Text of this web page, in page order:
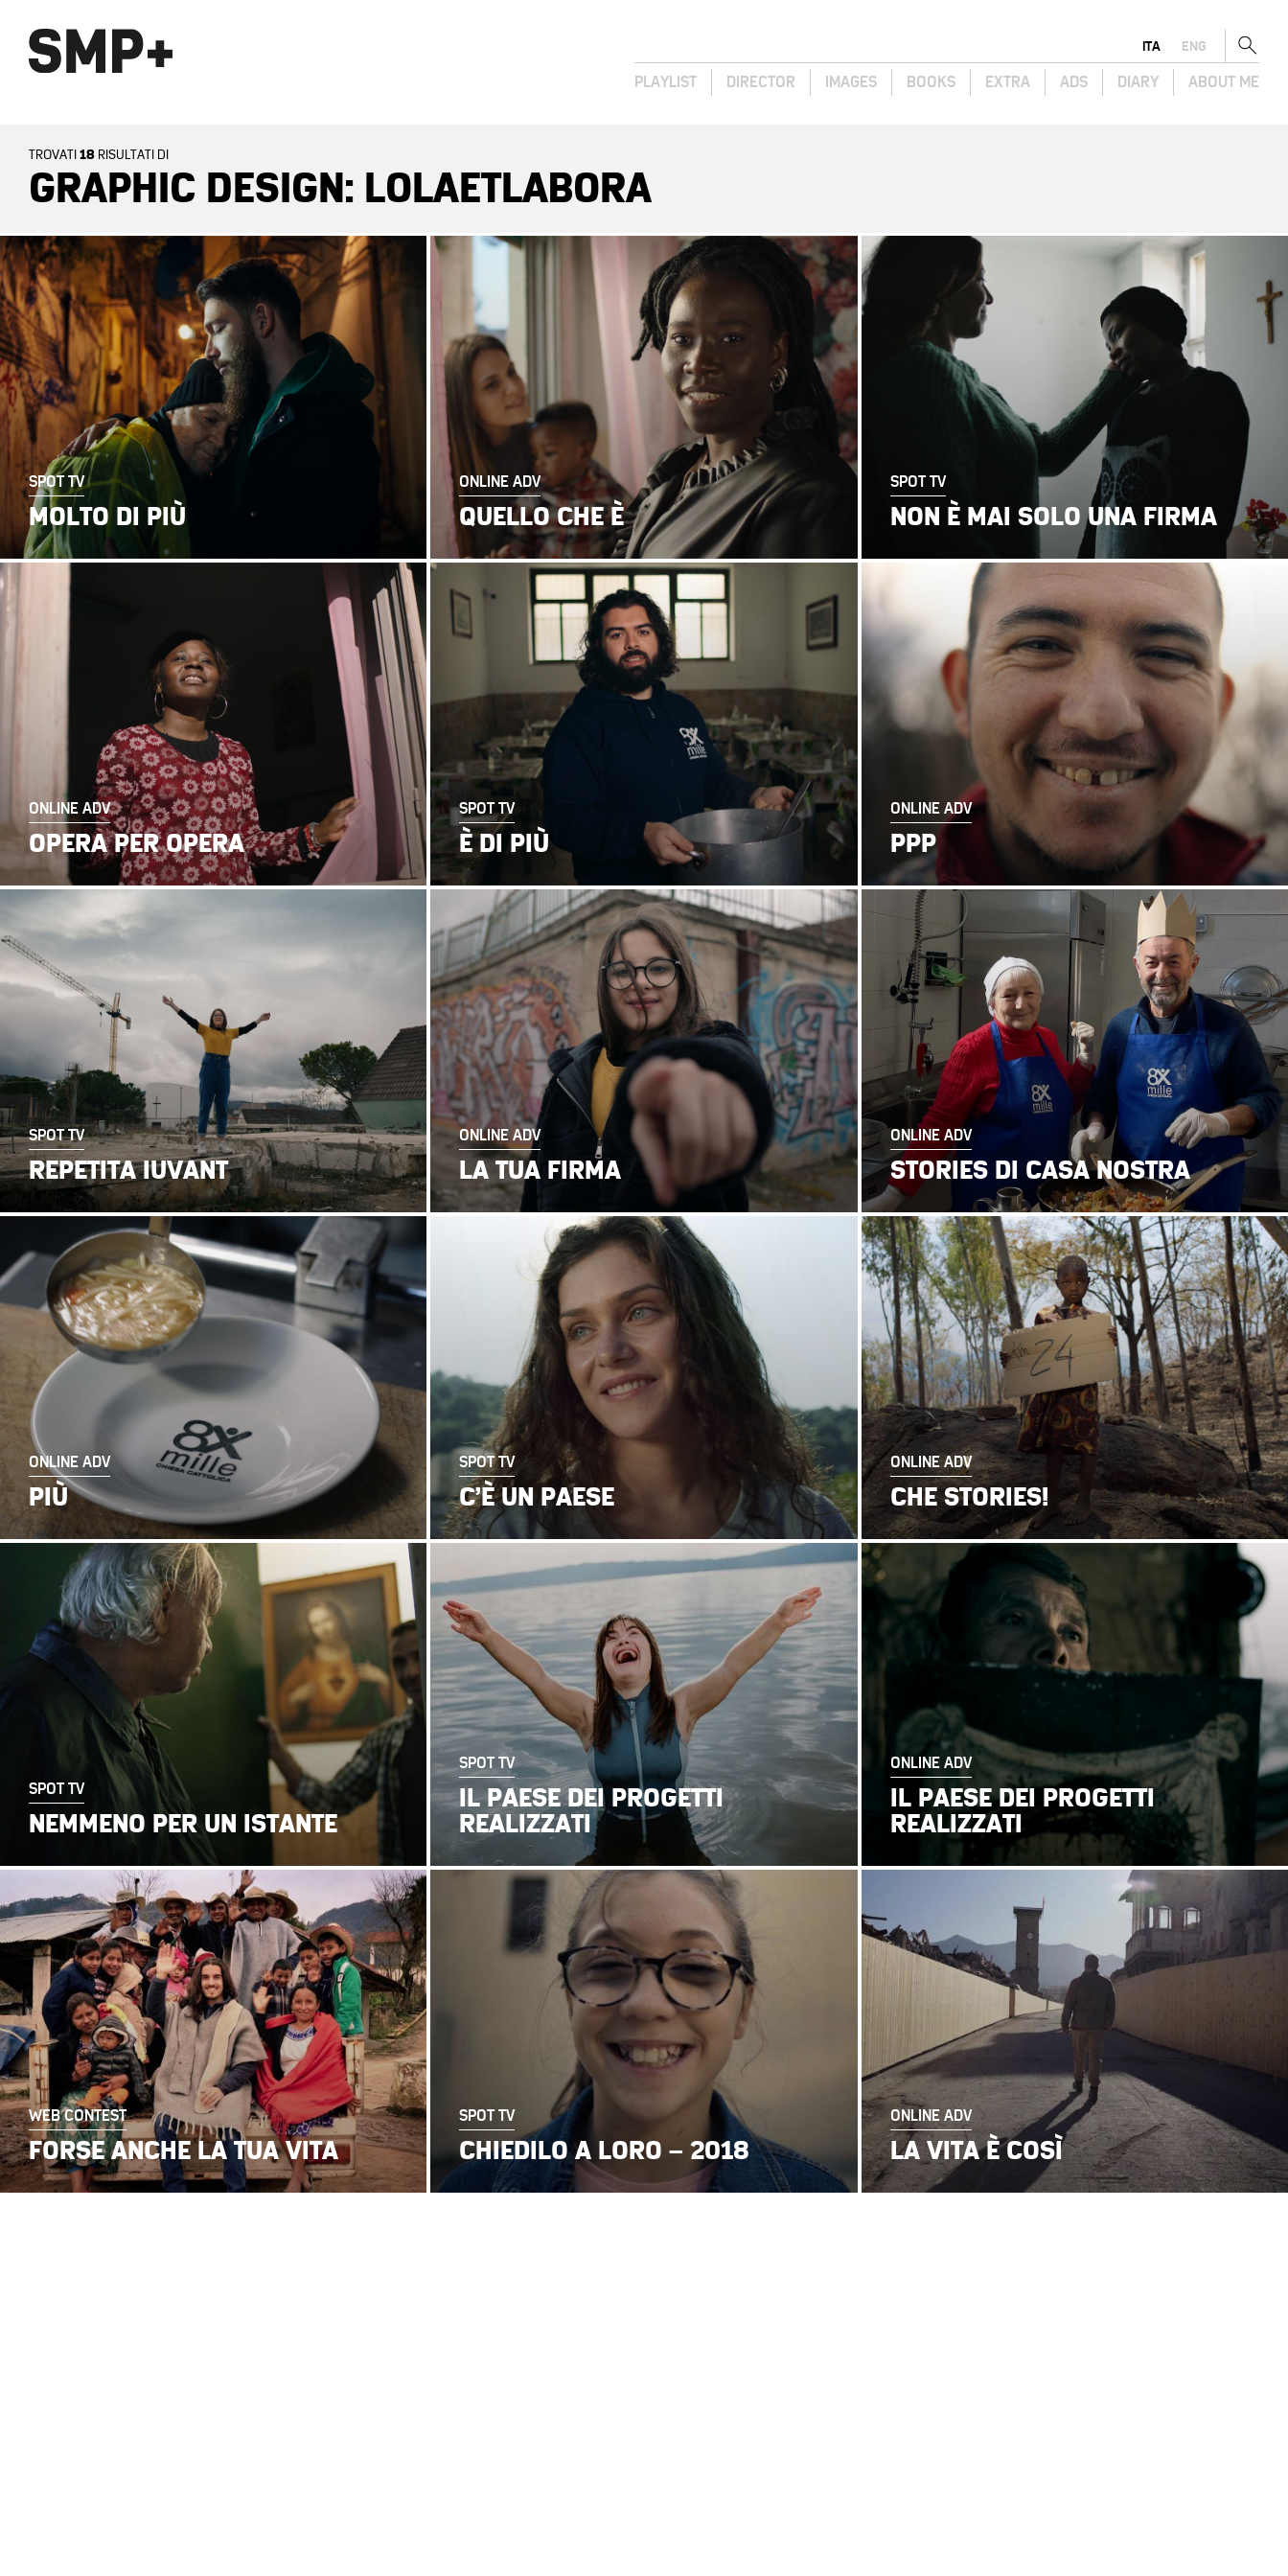
ENG
ITA
PLAYLIST DIRECTOR IMAGES BOOKS EXTRA ADS DIARY ABOUT ME
TROVATI18 RISULTATI DI
GRAPHIC DESIGN: LOLAETLABORA
SPOT TV
MOLTO DI PIÙ
ONLINE ADV
QUELLO CHE È
SPOT TV
NON È MAI SOLO UNA FIRMA
ONLINE ADV
OPERA PER OPERA
SPOT TV
È DI PIÙ
ONLINE ADV
PPP
SPOT TV
REPETITA IUVANT
ONLINE ADV
LA TUA FIRMA
ONLINE ADV
STORIES DI CASA NOSTRA
ONLINE ADV
PIÙ
SPOT TV
C’È UN PAESE
ONLINE ADV
CHE STORIES!
SPOT TV
NEMMENO PER UN ISTANTE
SPOT TV
IL PAESE DEI PROGETTI
REALIZZATI
ONLINE ADV
IL PAESE DEI PROGETTI
REALIZZATI
WEB CONTEST
FORSE ANCHE LA TUA VITA
SPOT TV
CHIEDILO A LORO – 2018
ONLINE ADV
LA VITA È COSÌ